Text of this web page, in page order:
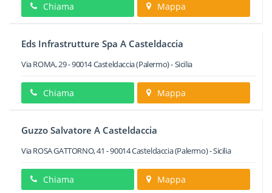
Chiama Mappa
Eds Infrastrutture Spa A Casteldaccia
Via ROMA, 29-90014Casteldaccia(Palermo) -Sicilia
Chiama Mappa
Guzzo Salvatore A Casteldaccia
Via ROSA GATTORNO, 41 -90014Casteldaccia(Palermo) -Sicilia
Chiama Mappa